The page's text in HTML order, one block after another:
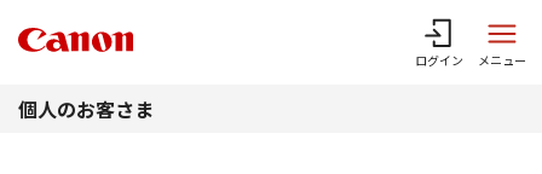
ログイン メニュー
個人のお客さま